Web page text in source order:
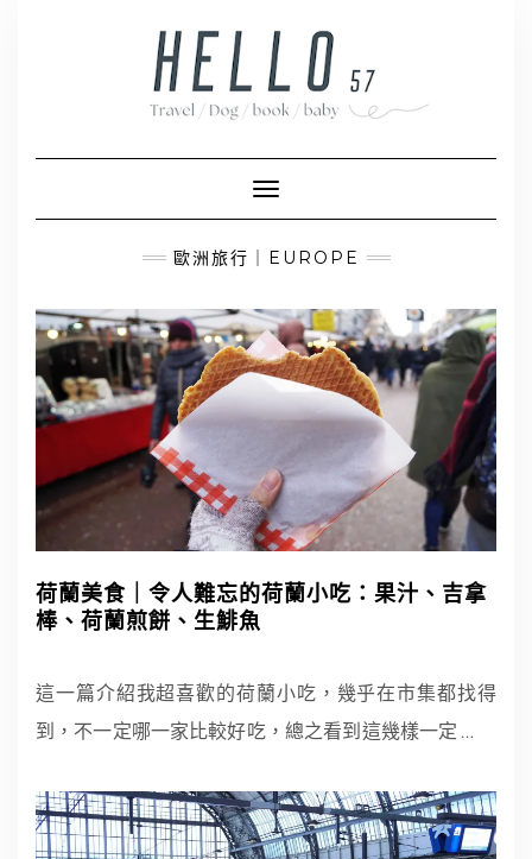
Toggle Navigation
歐洲旅行｜EUROPE
荷蘭美食｜令人難忘的荷蘭小吃：果汁、吉拿
棒、荷蘭煎餅、生鯡魚
這一篇介紹我超喜歡的荷蘭小吃，幾乎在市集都找得
到，不一定哪一家比較好吃，總之看到這幾樣一定